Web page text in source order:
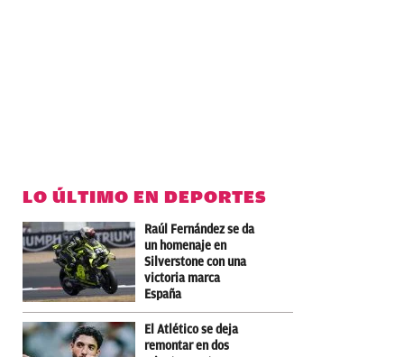
LO ÚLTIMO EN DEPORTES
Raúl Fernández se da
un homenaje en
Silverstone con una
victoria marca
España
El Atlético se deja
remontar en dos